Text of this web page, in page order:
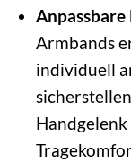
Anpassbare
Armbands
individuell